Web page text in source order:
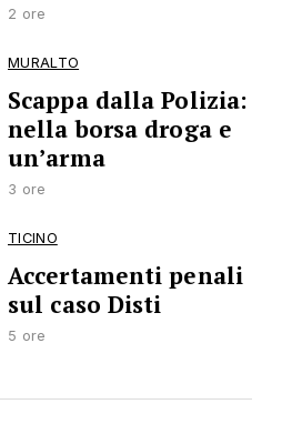
2 ore
MURALTO
Scappa dalla Polizia:
nella borsa droga e
un’arma
3 ore
TICINO
Accertamenti penali
sul caso Disti
5 ore